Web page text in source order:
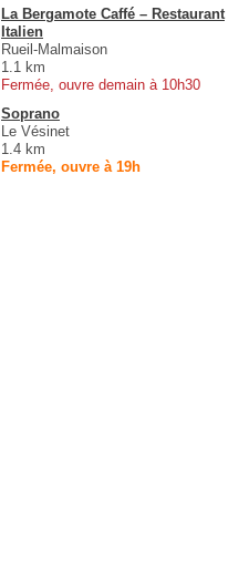
La Bergamote Caffé – Restaurant
Italien
Rueil-Malmaison
1.1 km
Fermée, ouvre demain à 10h30
Soprano
Le Vésinet
1.4 km
Fermée, ouvre à 19h